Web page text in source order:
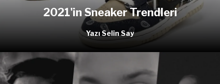
2021'in Sneaker Trendleri
Yazı Selin Say